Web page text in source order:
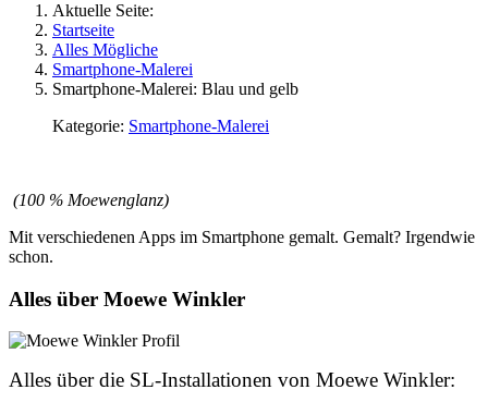
Aktuelle Seite:
Startseite
Alles Mögliche
Smartphone-Malerei
Smartphone-Malerei: Blau und gelb
Kategorie: Smartphone-Malerei
(100 % Moewenglanz)
Mit verschiedenen Apps im Smartphone gemalt. Gemalt? Irgendwie
schon.
Alles über Moewe Winkler
Alles über die SL-Installationen von Moewe Winkler: